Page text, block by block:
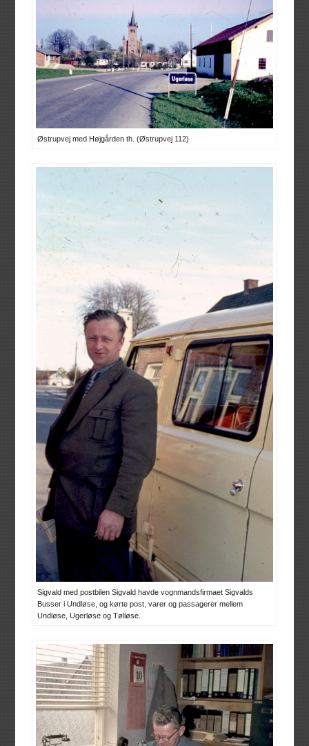
Østrupvej med Højgården th. (Østrupvej 112)
Sigvald med postbilen Sigvald havde vognmandsfirmaet Sigvalds
Busser i Undløse, og kørte post, varer og passagerer mellem
Undløse, Ugerløse og Tølløse.